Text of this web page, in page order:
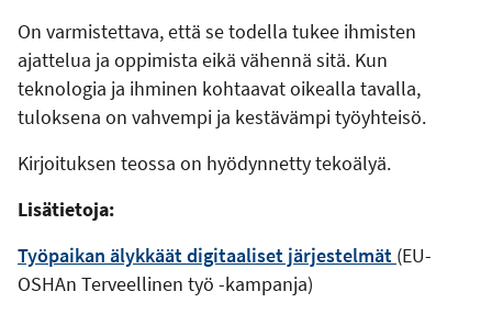
On varmistettava, että se todella tukee ihmisten
ajattelua ja oppimista eikä vähennä sitä. Kun
teknologia ja ihminen kohtaavat oikealla tavalla,
tuloksena on vahvempi ja kestävämpi työyhteisö.
Kirjoituksen teossa on hyödynnetty tekoälyä.
Lisätietoja:
Työpaikan älykkäät digitaaliset järjestelmät (EU-
OSHAn Terveellinen työ -kampanja)